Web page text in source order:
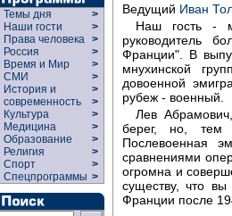
Темы дня
>
Наши гости
>
Права человека >
Россия
>
Время и Мир
>
СМИ
>
История и
современность
>
>
Культура
>
Медицина
>
Образование
>
Религия
>
Спорт
>
Спецпрограммы >
Ведущий Иван
Наш гость -
руководитель
Франции". В
мнухинской
довоенной
рубеж - военный.
Лев
берег, но,
Послевоенная
сравнениями
огромна и
существу, что вы
Франции после